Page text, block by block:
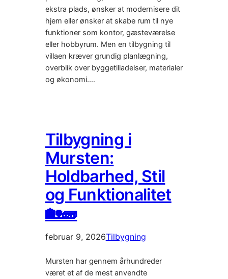
ekstra plads, ønsker at modernisere dit
hjem eller ønsker at skabe rum til nye
funktioner som kontor, gæsteværelse
eller hobbyrum. Men en tilbygning til
villaen kræver grundig planlægning,
overblik over byggetilladelser, materialer
og økonomi.…
Tilbygning i
Mursten:
Holdbarhed, Stil
og Funktionalitet
🏡🧱
februar 9, 2026Tilbygning
Mursten har gennem århundreder
været et af de mest anvendte